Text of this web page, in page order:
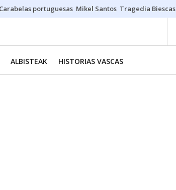
Carabelas portuguesas Mikel Santos Tragedia Biescas
ALBISTEAK HISTORIAS VASCAS